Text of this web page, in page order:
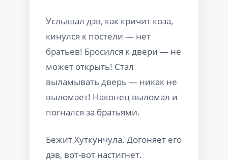
Услышал дэв, как кричит коза,
кинулся к постели — нет
братьев! Бросился к двери — не
может открыть! Стал
выламывать дверь — никак не
выломает! Наконец выломал и
погнался за братьями.
Бежит Хуткунчула. Догоняет его
дэв, вот-вот настигнет.